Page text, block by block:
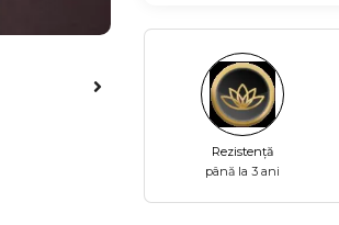
Rezistență
până la 3 ani